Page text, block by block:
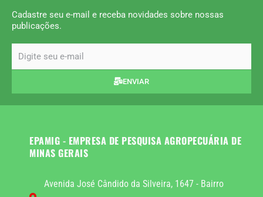
Cadastre seu e-mail e receba novidades sobre nossas
publicações.
ENVIAR
EPAMIG - EMPRESA DE PESQUISA AGROPECUÁRIA DE
MINAS GERAIS
Avenida José Cândido da Silveira, 1647 - Bairro